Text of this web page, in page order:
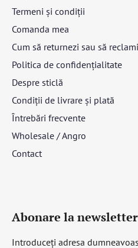
Termeni și condiții
Comanda mea
Cum să returnezi sau să
Politica de confidențialitate
Despre sticlă
Condiții de livrare și plată
Întrebări frecvente
Wholesale / Angro
Contact
Abonare la newsletter
Introduceţi adresa